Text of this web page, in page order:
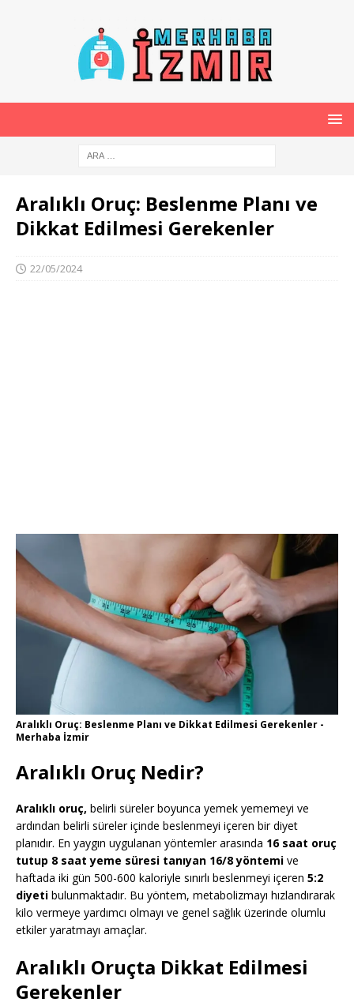
Aralıklı Oruç: Beslenme Planı ve
Dikkat Edilmesi Gerekenler
22/05/2024
Aralıklı Oruç: Beslenme Planı ve Dikkat Edilmesi Gerekenler -
Merhaba İzmir
Aralıklı Oruç Nedir?
Aralıklı oruç, belirli süreler boyunca yemek yememeyi ve
ardından belirli süreler içinde beslenmeyi içeren bir diyet
planıdır. En yaygın uygulanan yöntemler arasında 16 saat oruç
tutup 8 saat yeme süresi tanıyan 16/8 yöntemi ve
haftada iki gün 500-600 kaloriyle sınırlı beslenmeyi içeren 5:2
diyeti bulunmaktadır. Bu yöntem, metabolizmayı hızlandırarak
kilo vermeye yardımcı olmayı ve genel sağlık üzerinde olumlu
etkiler yaratmayı amaçlar.
Aralıklı Oruçta Dikkat Edilmesi
Gerekenler